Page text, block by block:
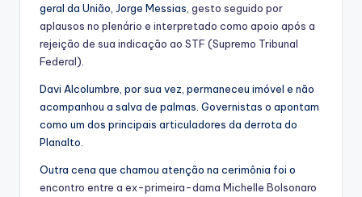
geral da União, Jorge Messias, gesto seguido por
aplausos no plenário e interpretado como apoio após a
rejeição de sua indicação ao STF (Supremo Tribunal
Federal)
Davi Alcolumbre, por sua vez, permaneceu imóvel e não
acompanhou a salva de palmas. Governistas o apontam
como um dos principais articuladores da derrota do
Planalto.
Outra cena que chamou atenção na cerimônia foi o
encontro entre a ex-primeira-dama Michelle Bolsonaro